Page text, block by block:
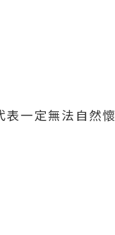
表一定無法自然懷